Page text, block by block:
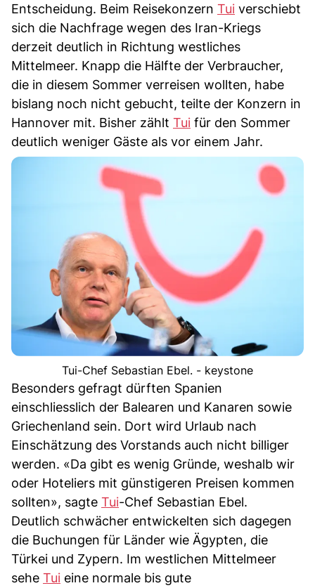
Entscheidung. Beim Reisekonzern Tui verschiebt
sich die Nachfrage wegen des Iran-Kriegs
derzeit deutlich in Richtung westliches
Mittelmeer. Knapp die Hälfte der Verbraucher,
die in diesem Sommer verreisen wollten, habe
bislang noch nicht gebucht, teilte der Konzern in
Hannover mit. Bisher zählt Tui für den Sommer
deutlich weniger Gäste als vor einem Jahr.
Tui-Chef Sebastian Ebel. - keystone
Besonders gefragt dürften Spanien
einschliesslich der Balearen und Kanaren sowie
Griechenland sein. Dort wird Urlaub nach
Einschätzung des Vorstands auch nicht billiger
werden. «Da gibt es wenig Gründe, weshalb wir
oder Hoteliers mit günstigeren Preisen kommen
sollten», sagte Tui-Chef Sebastian Ebel.
Deutlich schwächer entwickelten sich dagegen
die Buchungen für Länder wie Ägypten, die
Türkei und Zypern. Im westlichen Mittelmeer
sehe Tui eine normale bis gute